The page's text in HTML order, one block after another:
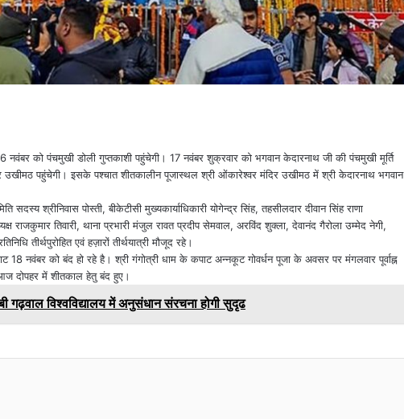
नवंबर को पंचमुखी डोली गुप्तकाशी पहुंचेगी। 17 नवंबर शुक्रवार को भगवान केदारनाथ जी की पंचमुखी मूर्ति
उखीमठ पहुंचेगी। इसके पश्चात शीतकालीन पूजास्थल श्री ओंकारेश्वर मंदिर उखीमठ में श्री केदारनाथ भगवान
श्रीनिवास पोस्ती, बीकेटीसी मुख्यकार्याधिकारी योगेन्द्र सिंह, तहसीलदार दीवान सिंह राणा
राजकुमार तिवारी, थाना प्रभारी मंजुल रावत प्रदीप सेमवाल, अरविंद शुक्ला, देवानंद गैरोला उम्मेद नेगी,
तीर्थपुरोहित एवं हज़ारों तीर्थयात्री मौजूद रहे।
18 नवंबर को बंद हो रहे है। श्री गंगोत्री धाम के कपाट अन्नकूट गोवर्धन पूजा के अवसर पर मंगलवार पूर्वाह्न
दोपहर में शीतकाल हेतु बंद हुए।
विश्वविद्यालय में अनुसंधान संरचना होगी सुदृढ